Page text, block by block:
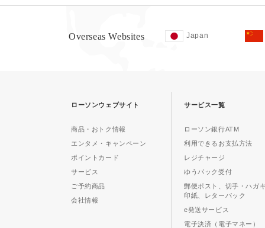
Overseas Websites Japan
ローソンウェブサイト
商品・おトク情報
エンタメ・キャンペーン
ポイントカード
サービス
ご予約商品
会社情報
サービス一覧
ローソン銀行ATM
利用できるお支払方法
レジチャージ
ゆうパック受付
郵便ポスト、切手・ハガ
印紙、レターパック
e発送サービス
電子決済（電子マネー）